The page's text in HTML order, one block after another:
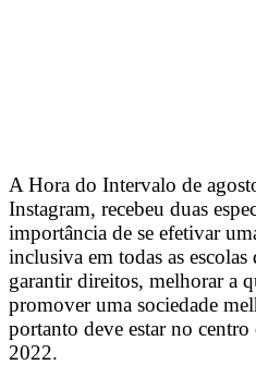
A Hora do Intervalo de
Instagram, recebeu duas
importância de se efetivar
inclusiva em todas as
garantir direitos, melhorar a
promover uma sociedade
portanto deve estar no centro
2022.